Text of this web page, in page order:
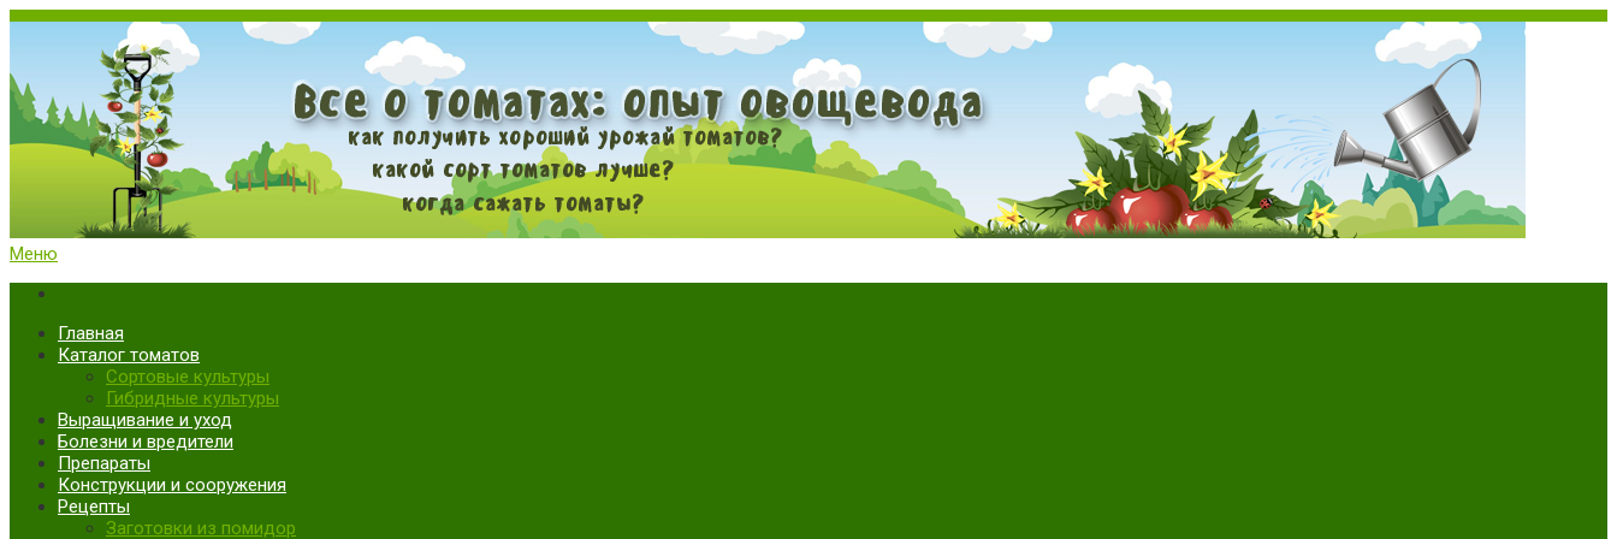
Меню
Главная
Каталог томатов
Сортовые культуры
Гибридные культуры
Выращивание и уход
Болезни и вредители
Препараты
Конструкции и сооружения
Рецепты
Заготовки из помидор